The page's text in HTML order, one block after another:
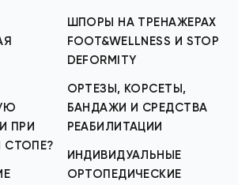
ПРИ
СТОПЕ?
ШПОРЫ НА ТРЕНАЖЕРАХ
FOOT&WELLNESS И STOP
DEFORMITY
ОРТЕЗЫ, КОРСЕТЫ,
БАНДАЖИ И СРЕДСТВА
РЕАБИЛИТАЦИИ
ИНДИВИДУАЛЬНЫЕ
ОРТОПЕДИЧЕСКИЕ